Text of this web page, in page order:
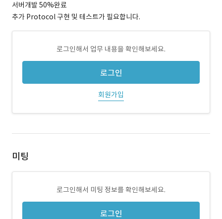
서버개발 50%완료
추가 Protocol 구현 및 테스트가 필요합니다.
로그인해서 업무 내용을 확인해보세요.
로그인
회원가입
미팅
로그인해서 미팅 정보를 확인해보세요.
로그인